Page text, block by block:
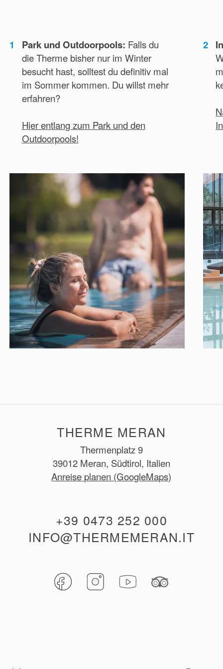
1 Park und Outdoorpools: Falls du
die Therme bisher nur im Winter
besucht hast, solltest du definitiv mal
im Sommer kommen. Du willst mehr
erfahren?
Hier entlang zum Park und den
Outdoorpools!
2
Thermenplatz 9
39012 Meran, Südtirol, Italien
Anreise planen (GoogleMaps)
THERME MERAN
+39 0473 252 000
INFO@THERMEMERAN.IT